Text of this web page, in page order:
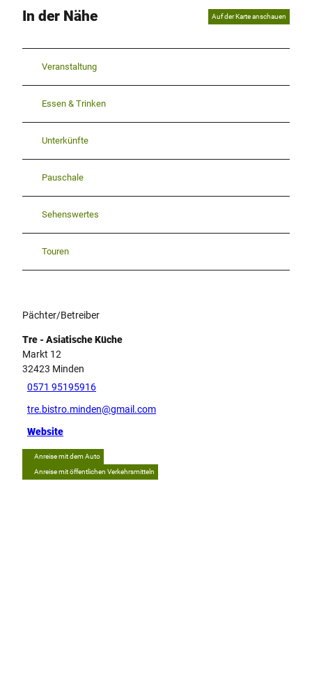
In der Nähe Auf der Karte anschauen
Veranstaltung
Essen & Trinken
Unterkünfte
Pauschale
Sehenswertes
Touren
Pächter/Betreiber
Tre - Asiatische Küche
Markt 12
32423 Minden
0571 95195916
tre.bistro.minden@gmail.com
Website
Anreise mit dem Auto
Anreise mit öffentlichen Verkehrsmitteln